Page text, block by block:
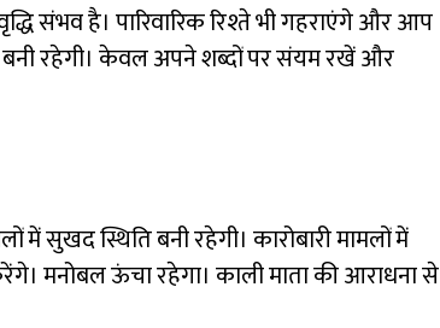
संभव है। पारिवारिक रिश्ते भी गहराएंगे और आप
रहेगी। केवल अपने शब्दों पर संयम रखें और
सुखद स्थिति बनी रहेगी। कारोबारी मामलों में
मनोबल ऊंचा रहेगा। काली माता की आराधना से